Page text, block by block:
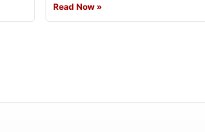
Read Now »